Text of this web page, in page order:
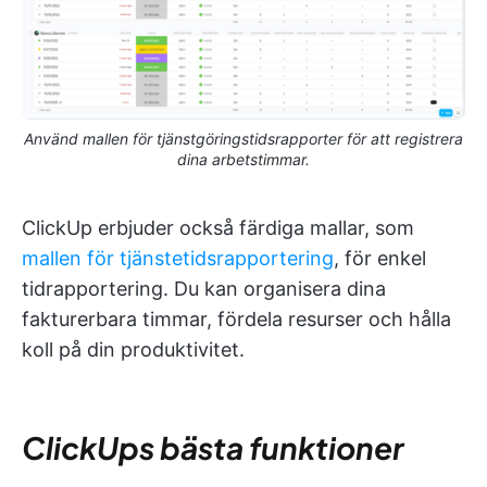
Använd mallen för tjänstgöringstidsrapporter för att registrera
dina arbetstimmar.
ClickUp erbjuder också färdiga mallar, som
mallen för tjänstetidsrapportering, för enkel
tidrapportering. Du kan organisera dina
fakturerbara timmar, fördela resurser och hålla
koll på din produktivitet.
ClickUps bästa funktioner